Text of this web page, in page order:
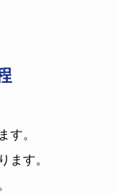
す。
ます。